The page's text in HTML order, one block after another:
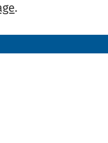
.